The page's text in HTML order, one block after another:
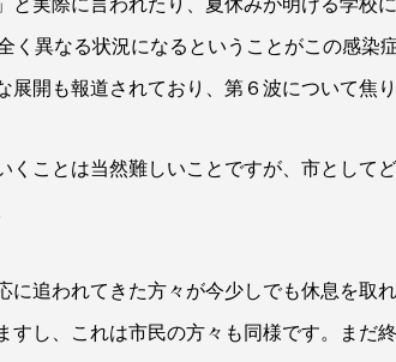
と実際に言われたり、夏休みが明ける学校
く異なる状況になるということがこの感染
展開も報道されており、第６波について焦
くことは当然難しいことですが、市として
に追われてきた方々が今少しでも休息を取
すし、これは市民の方々も同様です。まだ